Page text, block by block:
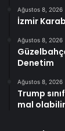
Ağustos 8, 2026
İzmir
Ağustos 8, 2026
Denetim
Ağustos 8, 2026
Trump
mal olabilir